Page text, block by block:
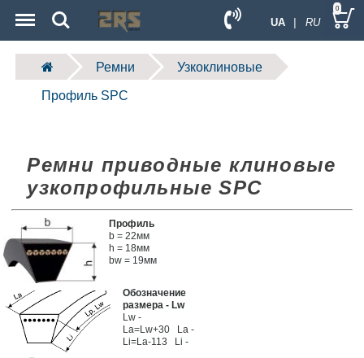
UA | RU
Search 0
Ремни Узкоклиновые
Профиль SPC
Ремни приводные клиновые
узкопрофильные SPC
Профиль
b = 22мм
h = 18мм
bw = 19мм
Обозначение
размера - Lw
Lw -
La=Lw+30 La -
Li=La-113 Li -